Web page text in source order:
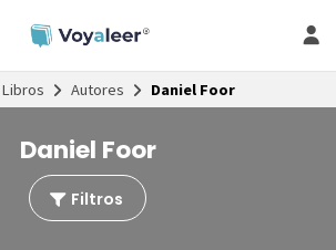
Libros Autores Daniel Foor
Daniel Foor
Filtros